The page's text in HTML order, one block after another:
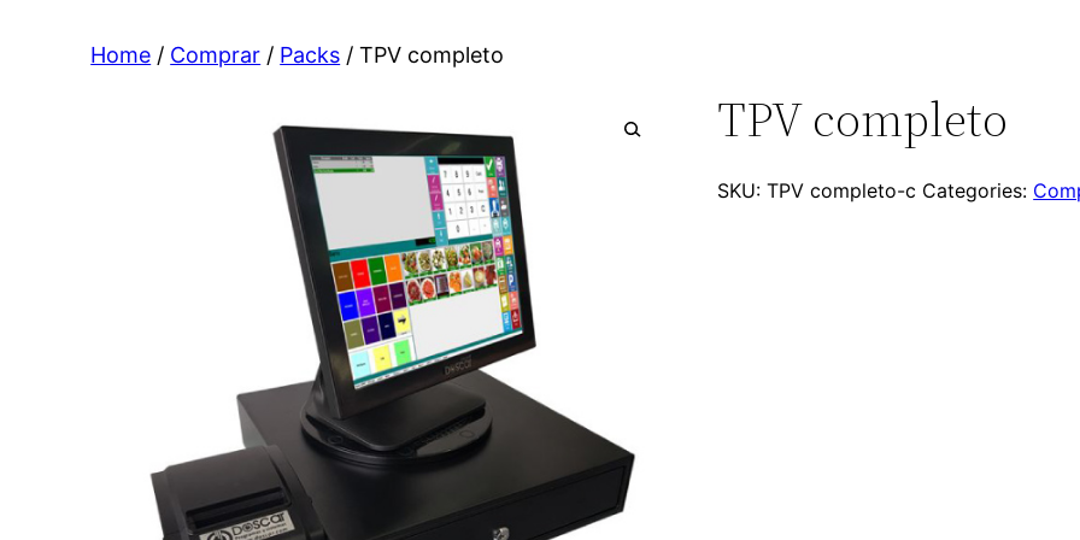
Home / Comprar / Packs / TPV completo
TPV completo
SKU:TPV completo-c Categories: